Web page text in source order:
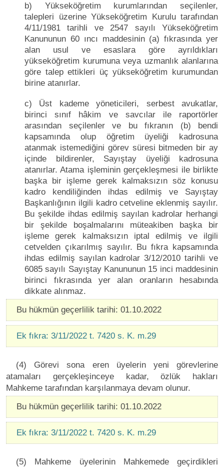
b) Yükseköğretim kurumlarından seçilenler,
talepleri üzerine Yükseköğretim Kurulu tarafından
4/11/1981 tarihli ve 2547 sayılı Yükseköğretim
Kanununun 60 ıncı maddesinin (a) fıkrasında yer
alan usul ve esaslara göre ayrıldıkları
yükseköğretim kurumuna veya uzmanlık alanlarına
göre talep ettikleri üç yükseköğretim kurumundan
birine atanırlar.
c) Üst kademe yöneticileri, serbest avukatlar,
birinci sınıf hâkim ve savcılar ile raportörler
arasından seçilenler ve bu fıkranın (b) bendi
kapsamında olup öğretim üyeliği kadrosuna
atanmak istemediğini görev süresi bitmeden bir ay
içinde bildirenler, Sayıştay üyeliği kadrosuna
atanırlar. Atama işleminin gerçekleşmesi ile birlikte
başka bir işleme gerek kalmaksızın söz konusu
kadro kendiliğinden ihdas edilmiş ve Sayıştay
Başkanlığının ilgili kadro cetveline eklenmiş sayılır.
Bu şekilde ihdas edilmiş sayılan kadrolar herhangi
bir şekilde boşalmalarını müteakiben başka bir
işleme gerek kalmaksızın iptal edilmiş ve ilgili
cetvelden çıkarılmış sayılır. Bu fıkra kapsamında
ihdas edilmiş sayılan kadrolar 3/12/2010 tarihli ve
6085 sayılı Sayıştay Kanununun 15 inci maddesinin
birinci fıkrasında yer alan oranların hesabında
dikkate alınmaz.
Bu hükmün geçerlilik tarihi: 01.10.2022
Ek fıkra: 3/11/2022 t. 7420 s. K. m.29
(4) Görevi sona eren üyelerin yeni görevlerine
atamaları gerçekleşinceye kadar, özlük hakları
Mahkeme tarafından karşılanmaya devam olunur.
Bu hükmün geçerlilik tarihi: 01.10.2022
Ek fıkra: 3/11/2022 t. 7420 s. K. m.29
(5) Mahkeme üyelerinin Mahkemede geçirdikleri